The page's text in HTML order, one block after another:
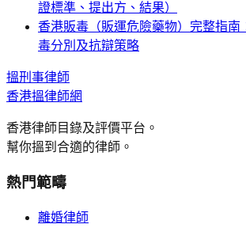
證標準、提出方、結果）
香港販毒（販運危險藥物）完整指南
毒分別及抗辯策略
搵刑事律師
香港搵律師網
香港律師目錄及評價平台。
幫你搵到合適的律師。
熱門範疇
離婚律師